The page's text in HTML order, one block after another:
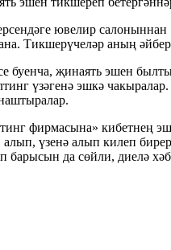
ювелир
Тикшерүчеләр аның
җинаять эшен
үзәгенә эшкә
фирмасына» кибетнең
алып, үзенә алып килеп
да сөйли, диелә